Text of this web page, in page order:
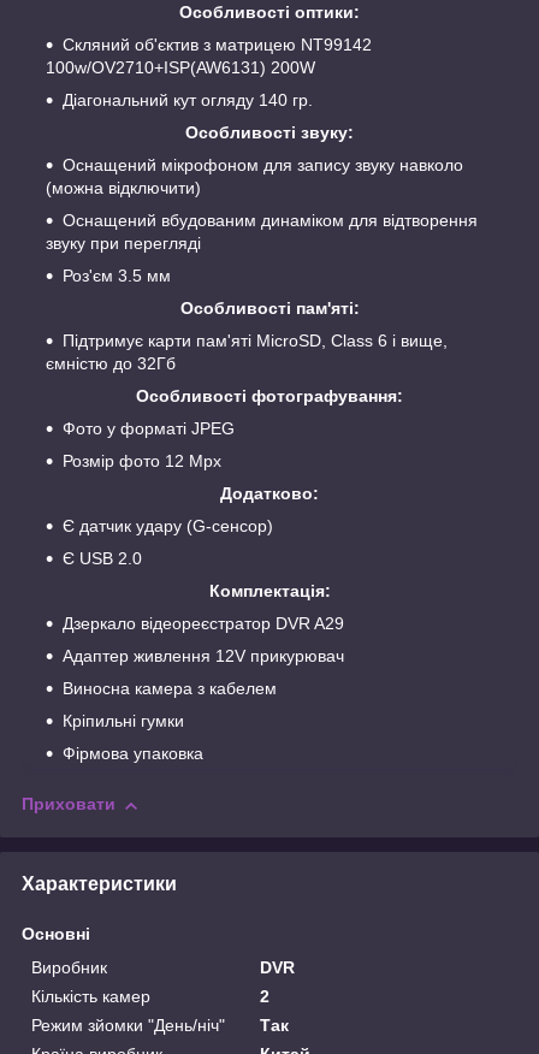
Особливості оптики:
Скляний об'єктив з матрицею NT99142
100w/OV2710+ISP(AW6131) 200W
Діагональний кут огляду 140 гр.
Особливості звуку:
Оснащений мікрофоном для запису звуку навколо
(можна відключити)
Оснащений вбудованим динаміком для відтворення
звуку при перегляді
Роз'єм 3.5 мм
Особливості пам'яті:
Підтримує карти пам'яті MicroSD, Class 6 і вище,
ємністю до 32Гб
Особливості фотографування:
Фото у форматі JPEG
Розмір фото 12 Mpx
Додатково:
Є датчик удару (G-сенсор)
Є USB 2.0
Комплектація:
Дзеркало відеореєстратор DVR A29
Адаптер живлення 12V прикурювач
Виносна камера з кабелем
Кріпильні гумки
Фірмова упаковка
Приховати
Характеристики
Основні
Виробник
DVR
Кількість камер
2
Режим зйомки "День/ніч"
Так